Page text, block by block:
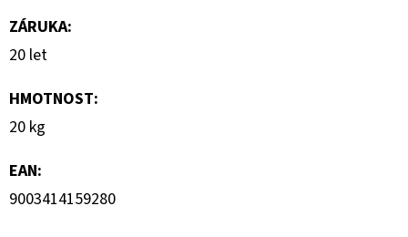
ZÁRUKA:
20 let
HMOTNOST:
20 kg
EAN:
9003414159280